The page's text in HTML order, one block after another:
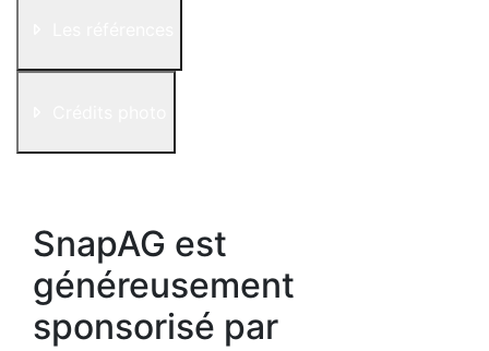
SnapAG est
généreusement
sponsorisé par